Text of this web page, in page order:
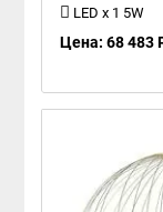
LED x 1 5W
Цена: 68 483